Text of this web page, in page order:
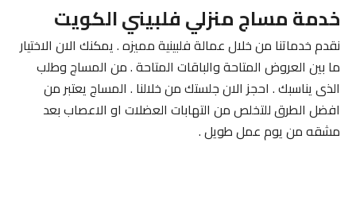
خدمة مساج منزلي فلبيني الكويت
نقدم خدماتنا من خلال عمالة فلبينية مميزه . يمكنك الان الاختيار
ما بين العروض المتاحة والباقات المتاحة . من المساج وطلب
الذى يناسبك . احجز الان جلستك من خلالنا . المساج يعتبر من
افضل الطرق للتخلص من التهابات العضلات او الاعصاب بعد
مشقه من يوم عمل طويل .